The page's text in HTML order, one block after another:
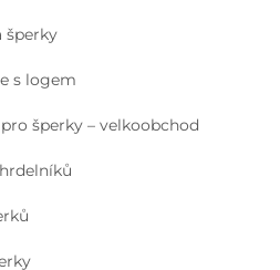
šperky
s logem
šperky – velkoobchod